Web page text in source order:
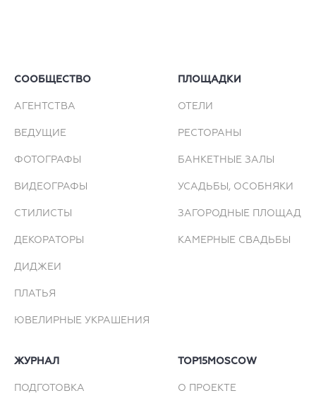
СООБЩЕСТВО
АГЕНТСТВА
ВЕДУЩИЕ
ФОТОГРАФЫ
ВИДЕОГРАФЫ
СТИЛИСТЫ
ДЕКОРАТОРЫ
ДИДЖЕИ
ПЛАТЬЯ
ЮВЕЛИРНЫЕ УКРАШЕНИЯ
ПЛОЩАДКИ
ОТЕЛИ
РЕСТОРАНЫ
БАНКЕТНЫЕ ЗАЛЫ
УСАДЬБЫ, ОСОБНЯКИ
ЗАГОРОДНЫЕ ПЛОЩАДКИ
КАМЕРНЫЕ СВАДЬБЫ
ЖУРНАЛ
ПОДГОТОВКА
TOP15MOSCOW
О ПРОЕКТЕ